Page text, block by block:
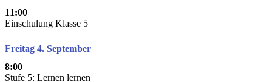
11:00
Einschulung Klasse 5
Freitag 4. September
8:00
Stufe 5: Lernen lernen